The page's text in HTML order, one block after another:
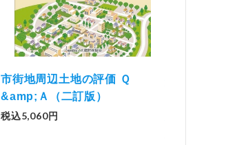
解説とQ&amp;Aでわかる 電子
帳簿等保存制度の実務（改訂
版）